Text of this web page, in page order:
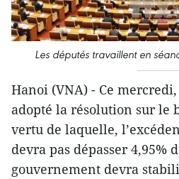
Les députés travaillent en
Hanoi (VNA) - Ce
adopté la résolution sur le
vertu de laquelle,
devra pas dépasser 4,95%
gouvernement devra